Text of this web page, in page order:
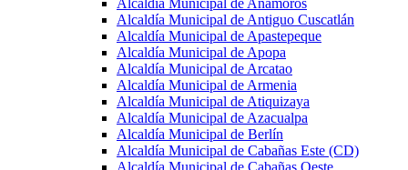
Alcaldía Municipal de Anamorós
Alcaldía Municipal de Antiguo Cuscatlán
Alcaldía Municipal de Apastepeque
Alcaldía Municipal de Apopa
Alcaldía Municipal de Arcatao
Alcaldía Municipal de Armenia
Alcaldía Municipal de Atiquizaya
Alcaldía Municipal de Azacualpa
Alcaldía Municipal de Berlín
Alcaldía Municipal de Cabañas Este (CD)
Alcaldía Municipal de Cabañas Oeste